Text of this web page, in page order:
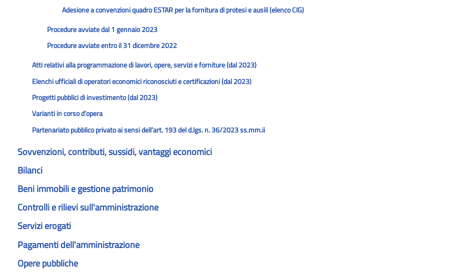
Adesione a convenzioni quadro ESTAR per la fornitura di protesi e ausili (elenco CIG)
Procedure avviate dal 1 gennaio 2023
Procedure avviate entro il 31 dicembre 2022
Atti relativi alla programmazione di lavori, opere, servizi e forniture (dal 2023)
Elenchi ufficiali di operatori economici riconosciuti e certificazioni (dal 2023)
Progetti pubblici di investimento (dal 2023)
Varianti in corso d’opera
Partenariato pubblico privato ai sensi dell’art. 193 del d.lgs. n. 36/2023 ss.mm.ii
Sovvenzioni, contributi, sussidi, vantaggi economici
Bilanci
Beni immobili e gestione patrimonio
Controlli e rilievi sull'amministrazione
Servizi erogati
Pagamenti dell'amministrazione
Opere pubbliche